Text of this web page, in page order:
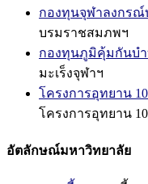
กองทุนจุฬาลงกร
บรมราชสมภพฯ
กองทุนภูมิคุ้มกันบำ
มะเร็งจุฬาฯ
โครงการอุทยาน
โครงการอุทยาน
อัตลักษณ์มหาวิทยาลัย